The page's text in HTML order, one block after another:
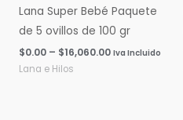
Lana Super Bebé Paquete
de 5 ovillos de 100 gr
$0.00 – $16,060.00 Iva Incluido
Lana e Hilos